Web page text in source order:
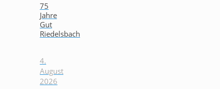
75
Jahre
Gut
Riedelsbach
4.
August
2026